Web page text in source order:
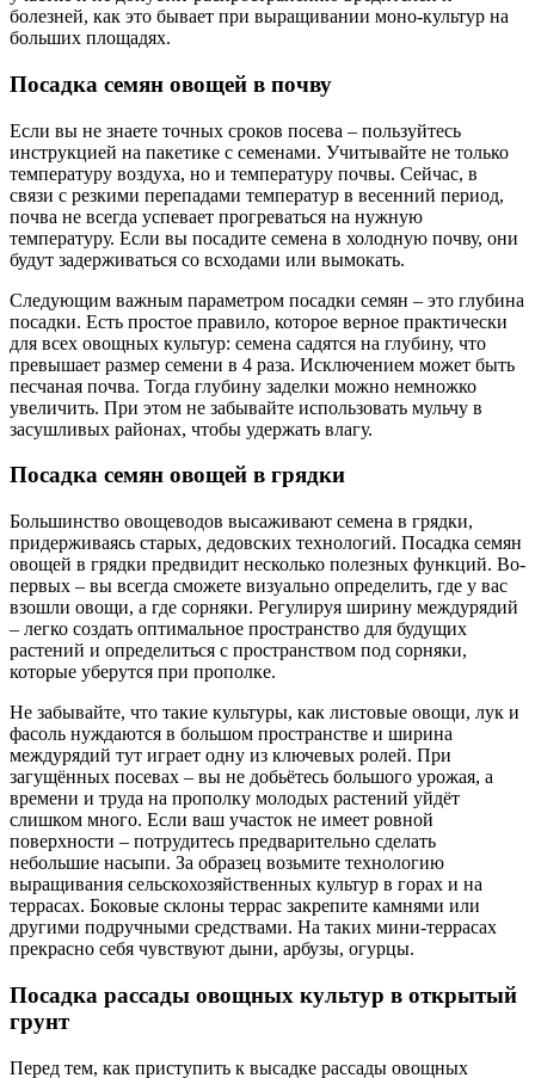
болезней, как это бывает при выращивании моно-культур на
больших площадях.
Посадка семян овощей в почву
Если вы не знаете точных сроков посева – пользуйтесь
инструкцией на пакетике с семенами. Учитывайте не только
температуру воздуха, но и температуру почвы. Сейчас, в
связи с резкими перепадами температур в весенний период,
почва не всегда успевает прогреваться на нужную
температуру. Если вы посадите семена в холодную почву, они
будут задерживаться со всходами или вымокать.
Следующим важным параметром посадки семян – это глубина
посадки. Есть простое правило, которое верное практически
для всех овощных культур: семена садятся на глубину, что
превышает размер семени в 4 раза. Исключением может быть
песчаная почва. Тогда глубину заделки можно немножко
увеличить. При этом не забывайте использовать мульчу в
засушливых районах, чтобы удержать влагу.
Посадка семян овощей в грядки
Большинство овощеводов высаживают семена в грядки,
придерживаясь старых, дедовских технологий. Посадка семян
овощей в грядки предвидит несколько полезных функций. Во-
первых – вы всегда сможете визуально определить, где у вас
взошли овощи, а где сорняки. Регулируя ширину междурядий
– легко создать оптимальное пространство для будущих
растений и определиться с пространством под сорняки,
которые уберутся при прополке.
Не забывайте, что такие культуры, как листовые овощи, лук и
фасоль нуждаются в большом пространстве и ширина
междурядий тут играет одну из ключевых ролей. При
загущённых посевах – вы не добьётесь большого урожая, а
времени и труда на прополку молодых растений уйдёт
слишком много. Если ваш участок не имеет ровной
поверхности – потрудитесь предварительно сделать
небольшие насыпи. За образец возьмите технологию
выращивания сельскохозяйственных культур в горах и на
террасах. Боковые склоны террас закрепите камнями или
другими подручными средствами. На таких мини-террасах
прекрасно себя чувствуют дыни, арбузы, огурцы.
Посадка рассады овощных культур в открытый
грунт
Перед тем, как приступить к высадке рассады овощных